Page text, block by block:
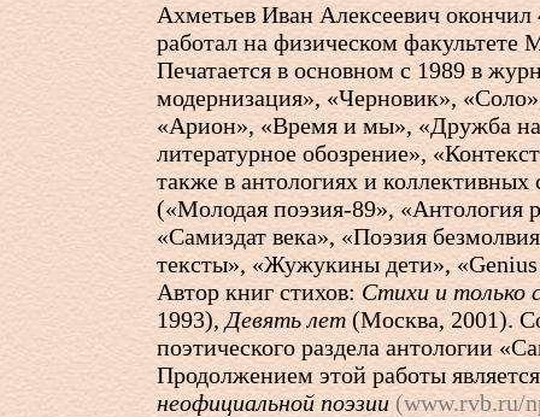
Ахметьев Иван Алексеевич
работал на физическом
Печатается в основном с 1989 в
модернизация», «Черновик»,
«Арион», «Время и мы», «Дружба
литературное обозрение»,
также в антологиях и коллективных
(«Молодая поэзия-89», «Антология
«Самиздат века», «Поэзия
тексты», «Жужукины дети»,
Автор книг стихов: Стихи и только
1993), Девять лет (Москва, 2001).
поэтического раздела антологии
Продолжением этой работы
неофициальной поэзии (www.rvb.ru/